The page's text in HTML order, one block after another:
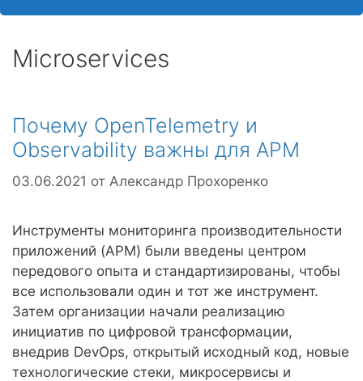
Microservices
Почему OpenTelemetry и
Observability важны для APM
03.06.2021 от Александр Прохоренко
Инструменты мониторинга производительности
приложений (APM) были введены центром
передового опыта и стандартизированы, чтобы
все использовали один и тот же инструмент.
Затем организации начали реализацию
инициатив по цифровой трансформации,
внедрив DevOps, открытый исходный код, новые
технологические стеки, микросервисы и